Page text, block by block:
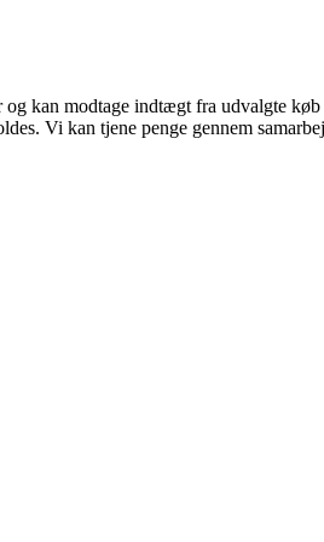
kan modtage indtægt fra udvalgte køb
Vi kan tjene penge gennem